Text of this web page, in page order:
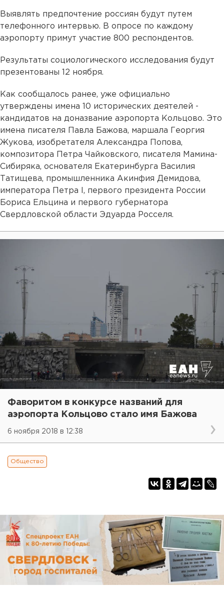
Выявлять предпочтение россиян будут путем
телефонного интервью. В опросе по каждому
аэропорту примут участие 800 респондентов.
Результаты социологического исследования будут
презентованы 12 ноября.
Как сообщалось ранее, уже официально
утверждены имена 10 исторических деятелей -
кандидатов на доназвание аэропорта Кольцово. Это
имена писателя Павла Бажова, маршала Георгия
Жукова, изобретателя Александра Попова,
композитора Петра Чайковского, писателя Мамина-
Сибиряка, основателя Екатеринбурга Василия
Татищева, промышленника Акинфия Демидова,
императора Петра I, первого президента России
Бориса Ельцина и первого губернатора
Свердловской области Эдуарда Росселя.
Фаворитом в конкурсе названий для
аэропорта Кольцово стало имя Бажова
6 ноября 2018 в 12:38
Общество